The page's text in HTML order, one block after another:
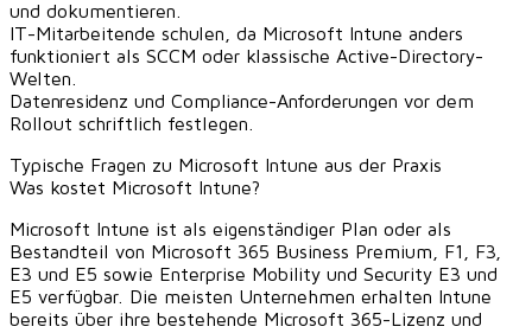
und dokumentieren.
IT-Mitarbeitende schulen, da Microsoft Intune anders
funktioniert als SCCM oder klassische Active-Directory-
Welten.
Datenresidenz und Compliance-Anforderungen vor dem
Rollout schriftlich festlegen.
Typische Fragen zu Microsoft Intune aus der Praxis
Was kostet Microsoft Intune?
Microsoft Intune ist als eigenständiger Plan oder als
Bestandteil von Microsoft 365 Business Premium, F1, F3,
E3 und E5 sowie Enterprise Mobility und Security E3 und
E5 verfügbar. Die meisten Unternehmen erhalten Intune
bereits über ihre bestehende Microsoft 365-Lizenz und